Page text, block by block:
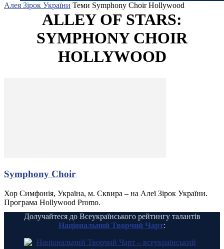
Алея Зірок України Теми Symphony Choir Hollywood
ALLEY OF STARS:
SYMPHONY CHOIR
HOLLYWOOD
Symphony Choir
Хор Симфонія, Україна, м. Сквира – на Алеї Зірок України.
Програма Hollywood Promo.
Долучайтеся до Всеукраїнського рейтингу талантів
Національний Творчий Чарт: